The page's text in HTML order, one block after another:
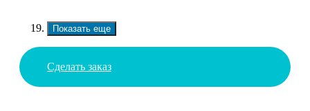
Показать еще
Сделать заказ